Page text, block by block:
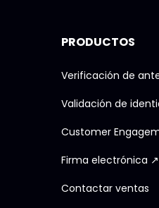
PRODUCTOS
Verificación de
Validación de
Customer
Firma electrónica ↗
Contactar ventas